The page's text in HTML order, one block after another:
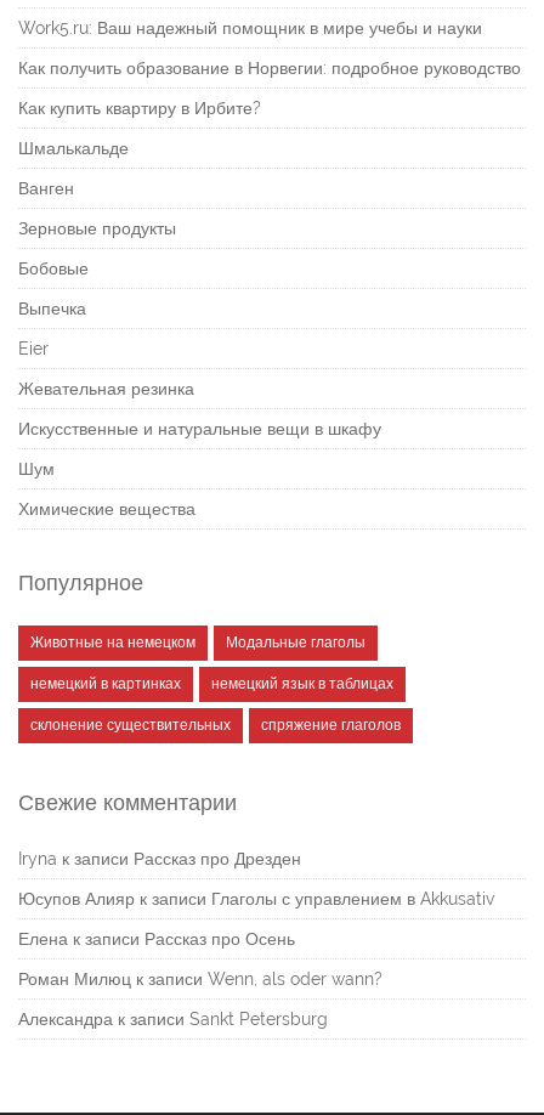
Work5.ru: Ваш надежный помощник в мире учебы и науки
Как получить образование в Норвегии: подробное руководство
Как купить квартиру в Ирбите?
Шмалькальде
Ванген
Зерновые продукты
Бобовые
Выпечка
Eier
Жевательная резинка
Искусственные и натуральные вещи в шкафу
Шум
Химические вещества
Популярное
Животные на немецком Модальные глаголы
немецкий в картинках немецкий язык в таблицах
склонение существительных спряжение глаголов
Свежие комментарии
Iryna к записи Рассказ про Дрезден
Юсупов Алияр к записи Глаголы с управлением в Akkusativ
Елена к записи Рассказ про Осень
Роман Милюц к записи Wenn, als oder wann?
Александра к записи Sankt Petersburg